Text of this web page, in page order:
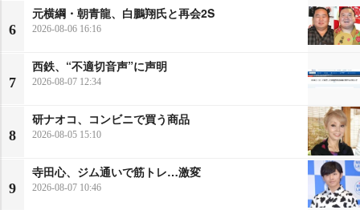
6
元横綱・朝青龍、白鵬翔氏と再会2S
2026-08-06 16:16
7
西鉄、“不適切音声”に声明
2026-08-07 12:34
8
研ナオコ、コンビニで買う商品
2026-08-05 15:10
9
寺田心、ジム通いで筋トレ…激変
2026-08-07 10:46